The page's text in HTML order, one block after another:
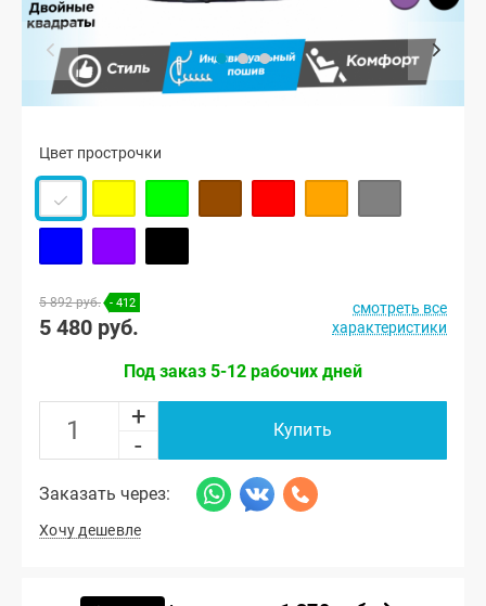
Цвет прострочки
5 892 руб. - 412
5 480 руб.
смотреть все
характеристики
Под заказ 5-12 рабочих дней
+
-
Купить
Заказать через:
Хочу дешевле